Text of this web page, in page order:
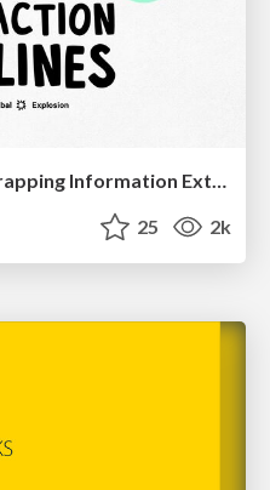
Practical Tips for Bootstrapping Information Extraction Pipelines
25 2k